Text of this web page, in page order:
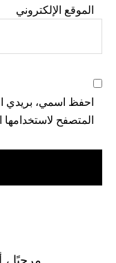
الموقع الإلكتروني
احفظ اسمي، بريدي
المتصفح لاستخدامها
مرحبًا